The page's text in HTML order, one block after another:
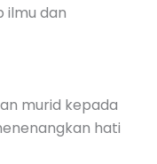
ilmu dan
murid kepada
hati